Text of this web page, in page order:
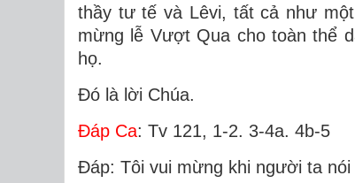
thầy tư tế và Lêvi, tất cả như
mừng lễ Vượt Qua cho toàn thể
họ.
Ðó là lời Chúa.
Ðáp Ca: Tv 121, 1-2. 3-4a. 4b-5
Ðáp: Tôi vui mừng khi người ta nói